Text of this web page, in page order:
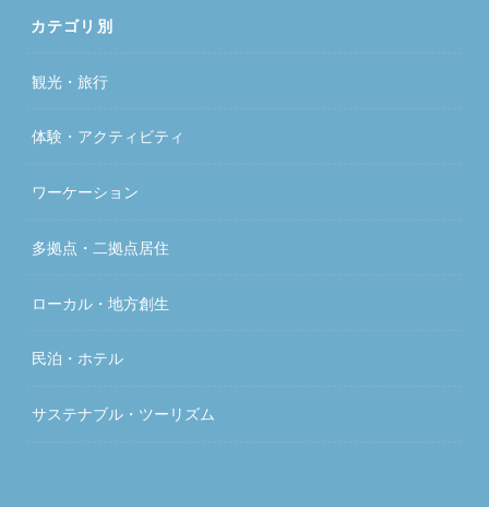
カテゴリ別
観光・旅行
体験・アクティビティ
ワーケーション
多拠点・二拠点居住
ローカル・地方創生
民泊・ホテル
サステナブル・ツーリズム